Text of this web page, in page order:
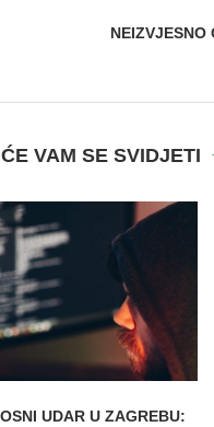
NEIZVJESNO
VAM SE SVIDJETI
UDAR U ZAGREBU: